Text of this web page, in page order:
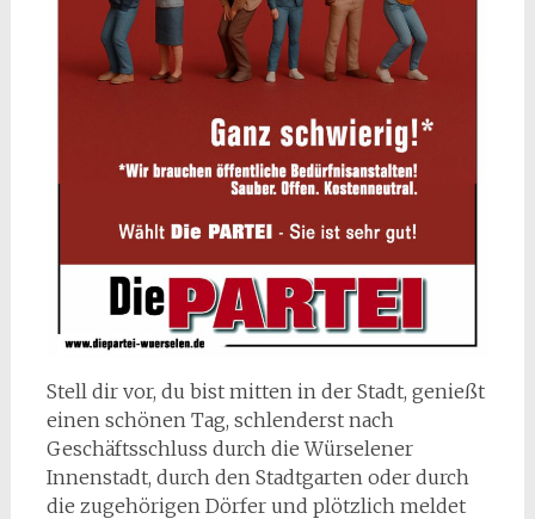
Stell dir vor, du bist mitten in der Stadt, genießt
einen schönen Tag, schlenderst nach
Geschäftsschluss durch die Würselener
Innenstadt, durch den Stadtgarten oder durch
die zugehörigen Dörfer und plötzlich meldet